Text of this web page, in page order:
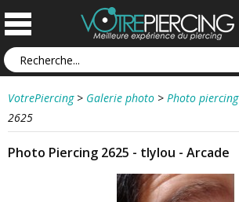
VotrePiercing > Galerie photo > Photo piercing
2625
Photo Piercing 2625 - tlylou - Arcade